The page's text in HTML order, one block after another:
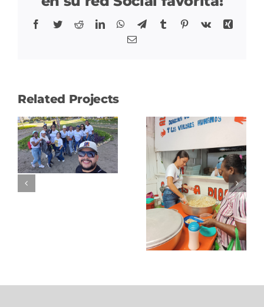
Facebook
TwitterRedditLinkedInWhatsApp
TelegramTumblr Pinterest
Vk
Xing
Correo
Related Projects
Apoyo a
Donación
de
mobiliario